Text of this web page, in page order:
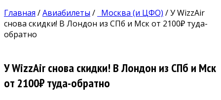
Главная /Авиабилеты / Москва (и ЦФО) /У WizzAir
снова скидки! В Лондон из СПб и Мск от 2100₽ туда-
обратно
У WizzAir снова скидки! В Лондон из СПб и Мск
от 2100₽ туда-обратно